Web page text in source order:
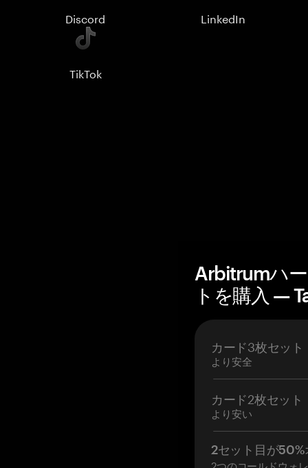
Discord LinkedIn
TikTok
Arbitrumハ
トを購入 —
カード3枚セット
より安全
カード2枚セット
より安い
2セット目が50%
2つのコールドウォ